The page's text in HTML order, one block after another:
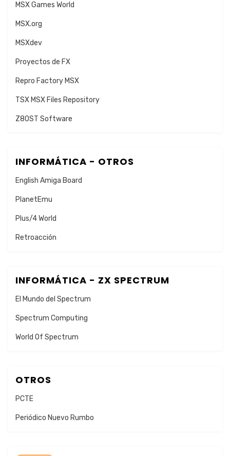
MSX Games World
MSX.org
MSXdev
Proyectos de FX
Repro Factory MSX
TSX MSX Files Repository
Z80ST Software
INFORMÁTICA - OTROS
English Amiga Board
PlanetEmu
Plus/4 World
Retroacción
INFORMÁTICA - ZX SPECTRUM
El Mundo del Spectrum
Spectrum Computing
World Of Spectrum
OTROS
PCTE
Periódico Nuevo Rumbo